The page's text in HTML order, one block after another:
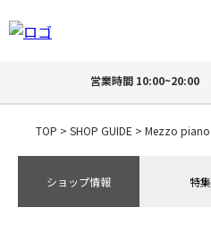
営業時間 10:00~20:00
TOP > SHOP GUIDE > Mezzo piano
ショップ情報 特集